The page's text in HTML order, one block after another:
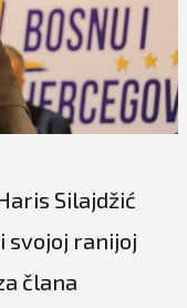
Silajdžić
svojoj ranijoj
člana